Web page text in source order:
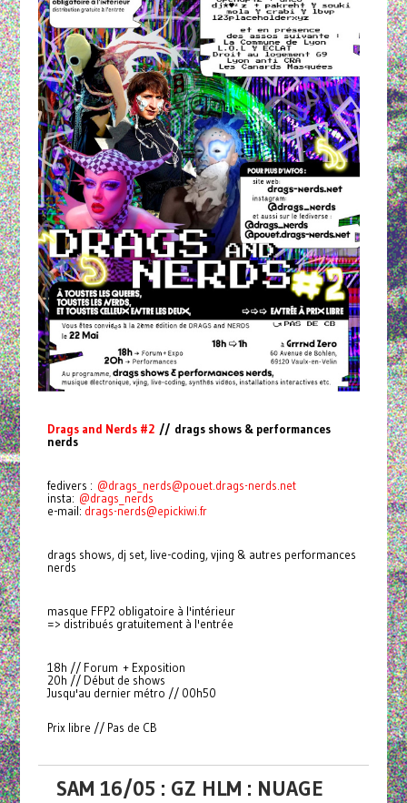
Drags and Nerds #2// drags shows & performances
nerds
fedivers : @drags_nerds@pouet.drags-nerds.net
insta: @drags_nerds
e-mail: drags-nerds@epickiwi.fr
drags shows, dj set, live-coding, vjing & autres performances
nerds
masque FFP2 obligatoire à l'intérieur
=> distribués gratuitement à l'entrée
18h // Forum + Exposition
20h // Début de shows
Jusqu'au dernier métro // 00h50
Prix libre // Pas de CB
SAM 16/05 : GZ HLM : NUAGE